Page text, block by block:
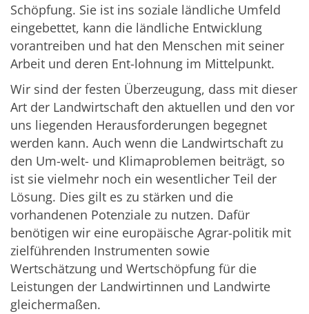
Schöpfung. Sie ist ins soziale ländliche Umfeld
eingebettet, kann die ländliche Entwicklung
vorantreiben und hat den Menschen mit seiner
Arbeit und deren Ent-lohnung im Mittelpunkt.
Wir sind der festen Überzeugung, dass mit dieser
Art der Landwirtschaft den aktuellen und den vor
uns liegenden Herausforderungen begegnet
werden kann. Auch wenn die Landwirtschaft zu
den Um-welt- und Klimaproblemen beiträgt, so
ist sie vielmehr noch ein wesentlicher Teil der
Lösung. Dies gilt es zu stärken und die
vorhandenen Potenziale zu nutzen. Dafür
benötigen wir eine europäische Agrar-politik mit
zielführenden Instrumenten sowie
Wertschätzung und Wertschöpfung für die
Leistungen der Landwirtinnen und Landwirte
gleichermaßen.